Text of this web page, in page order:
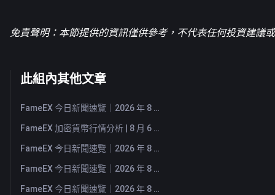
免責聲明：本節提供的資訊僅供參考，不代表任何投資建議
此組內其他文章
FameEX 今日新聞速覽｜2026 年 8 月 7 日
FameEX 加密貨幣行情分析 | 8 月 6 日, 2026
FameEX 今日新聞速覽｜2026 年 8 月 6 日
FameEX 今日新聞速覽｜2026 年 8 月 5 日
FameEX 今日新聞速覽｜2026 年 8 月 4 日